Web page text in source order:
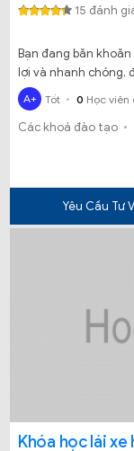
15 đánh
Bạn đang băn
lợi và nhanh chóng,
nhắc về hệ thống và
đạt chuẩn, giàu kinh
dạy lái hiện đại,
A+ Tốt 0 Học viên
Các khoá đào tạo
Yêu Cầu Tư
Khóa học lái xe